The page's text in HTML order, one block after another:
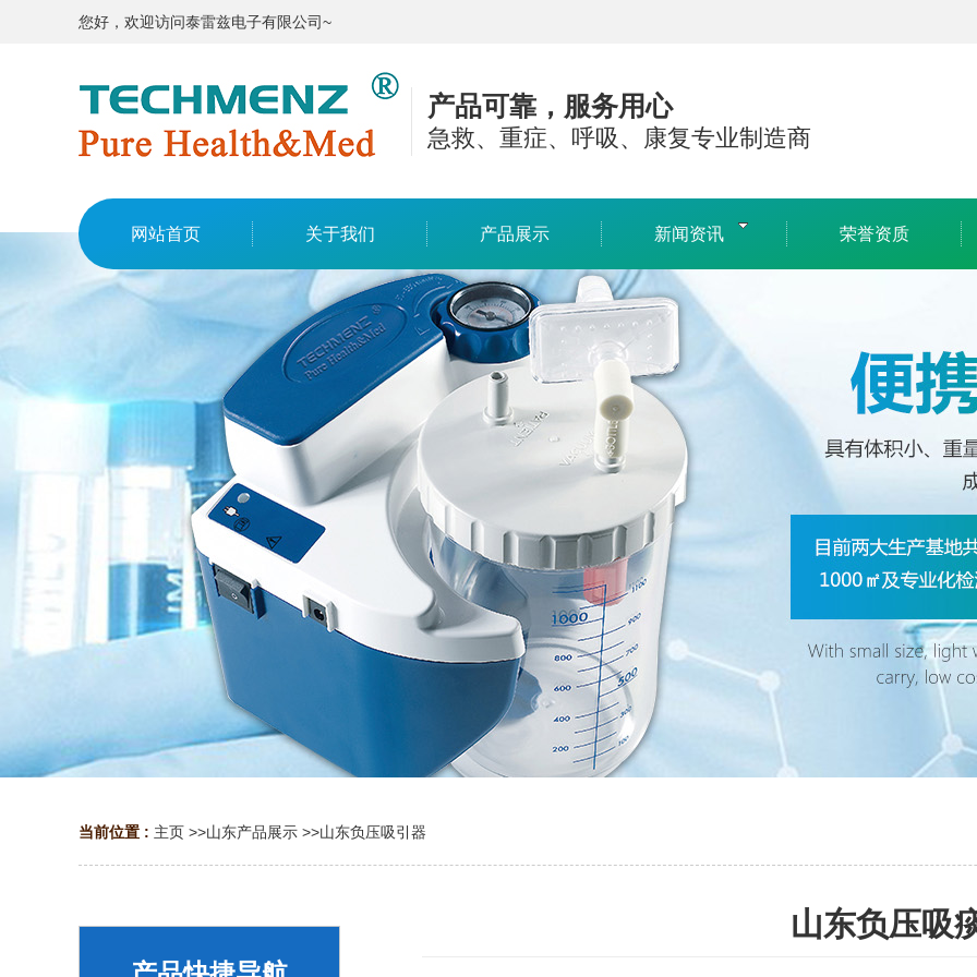
您好，欢迎访问泰雷兹电子有限公司~
产品可靠，服务用心
急救、重症、呼吸、康复专业制造商
网站首页 关于我们 产品展示 新闻资讯 荣誉资质
当前位置 : 主页 >>山东产品展示 >>山东负压吸引器
山东负压吸